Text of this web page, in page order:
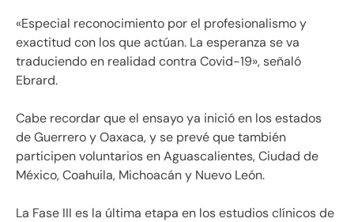
«Especial reconocimiento por el profesionalismo y
exactitud con los que actúan. La esperanza se va
traduciendo en realidad contra Covid-19», señaló
Ebrard.
Cabe recordar que el ensayo ya inició en los estados
de Guerrero y Oaxaca, y se prevé que también
participen voluntarios en Aguascalientes, Ciudad de
México, Coahuila, Michoacán y Nuevo León.
La Fase III es la última etapa en los estudios clínicos de